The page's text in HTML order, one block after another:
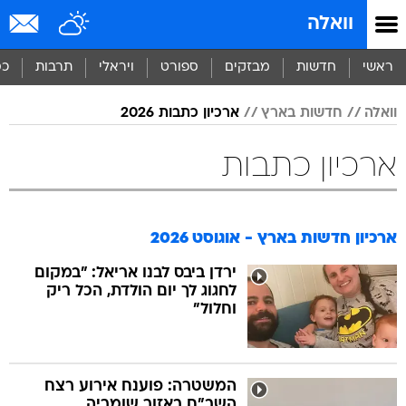
וואלה
ראשי חדשות מבזקים ספורט ויראלי תרבות
וואלה חדשות בארץ ארכיון כתבות 2026
ארכיון כתבות
ארכיון חדשות בארץ - אוגוסט 2026
ירדן ביבס לבנו אריאל: "במקום
לחגוג לך יום הולדת, הכל ריק
וחלול"
המשטרה: פוענח אירוע רצח